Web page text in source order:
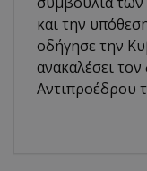
και την
οδήγησε την
ανακαλέσει
Αντιπροέδρου